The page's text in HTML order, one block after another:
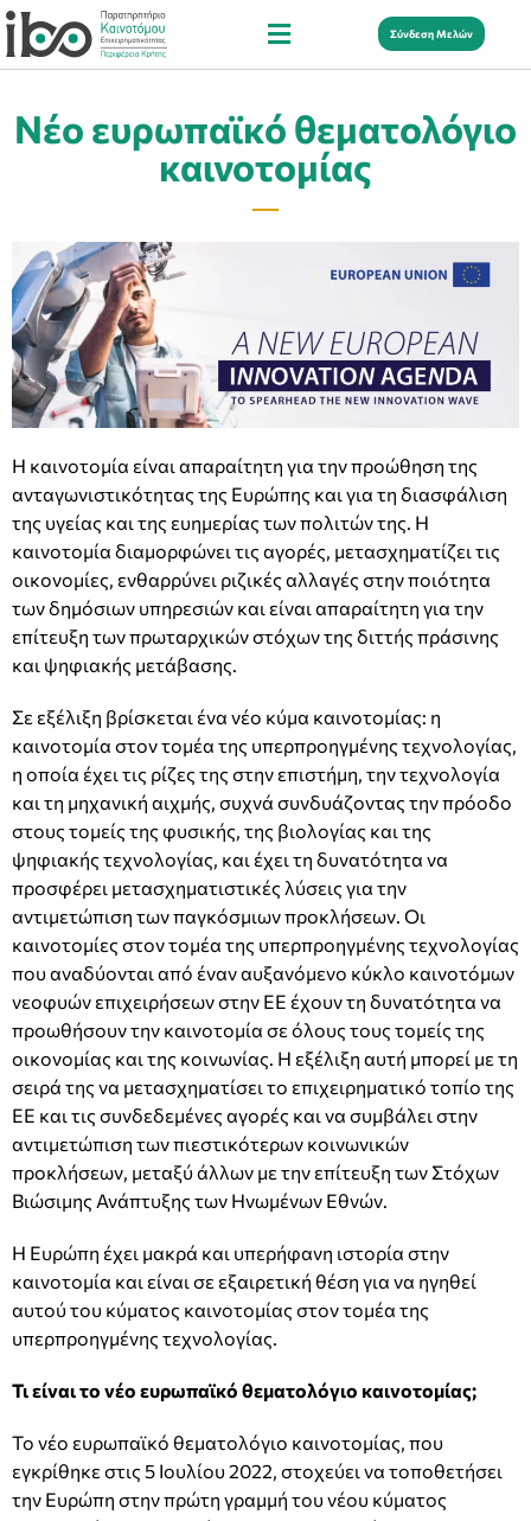
Σύνδεση Μελών
Νέο ευρωπαϊκό θεματολόγιο
καινοτομίας
Η καινοτομία είναι απαραίτητη για την προώθηση της
ανταγωνιστικότητας της Ευρώπης και για τη διασφάλιση
της υγείας και της ευημερίας των πολιτών της. Η
καινοτομία διαμορφώνει τις αγορές, μετασχηματίζει τις
οικονομίες, ενθαρρύνει ριζικές αλλαγές στην ποιότητα
των δημόσιων υπηρεσιών και είναι απαραίτητη για την
επίτευξη των πρωταρχικών στόχων της διττής πράσινης
και ψηφιακής μετάβασης.
Σε εξέλιξη βρίσκεται ένα νέο κύμα καινοτομίας: η
καινοτομία στον τομέα της υπερπροηγμένης τεχνολογίας,
η οποία έχει τις ρίζες της στην επιστήμη, την τεχνολογία
και τη μηχανική αιχμής, συχνά συνδυάζοντας την πρόοδο
στους τομείς της φυσικής, της βιολογίας και της
ψηφιακής τεχνολογίας, και έχει τη δυνατότητα να
προσφέρει μετασχηματιστικές λύσεις για την
αντιμετώπιση των παγκόσμιων προκλήσεων. Οι
καινοτομίες στον τομέα της υπερπροηγμένης τεχνολογίας
που αναδύονται από έναν αυξανόμενο κύκλο καινοτόμων
νεοφυών επιχειρήσεων στην ΕΕ έχουν τη δυνατότητα να
προωθήσουν την καινοτομία σε όλους τους τομείς της
οικονομίας και της κοινωνίας. Η εξέλιξη αυτή μπορεί με τη
σειρά της να μετασχηματίσει το επιχειρηματικό τοπίο της
ΕΕ και τις συνδεδεμένες αγορές και να συμβάλει στην
αντιμετώπιση των πιεστικότερων κοινωνικών
προκλήσεων, μεταξύ άλλων με την επίτευξη των Στόχων
Βιώσιμης Ανάπτυξης των Ηνωμένων Εθνών.
Η Ευρώπη έχει μακρά και υπερήφανη ιστορία στην
καινοτομία και είναι σε εξαιρετική θέση για να ηγηθεί
αυτού του κύματος καινοτομίας στον τομέα της
υπερπροηγμένης τεχνολογίας.
Τι είναι το νέο ευρωπαϊκό θεματολόγιο καινοτομίας;
Το νέο ευρωπαϊκό θεματολόγιο καινοτομίας, που
εγκρίθηκε στις 5 Ιουλίου 2022, στοχεύει να τοποθετήσει
την Ευρώπη στην πρώτη γραμμή του νέου κύματος